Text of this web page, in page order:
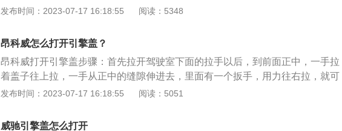
这边的车门；2、拉起手刹，防止溜车；3、拉动车主腿部左侧位置处的引擎盖开
5mm。该车的驱动方式为前置前驱，其搭载的发动机最大功率为98kw，最大扭
矩为170nm。
发布时间：2023-07-17 16:18:55 阅读：5348
昂科威怎么打开引擎盖？
昂科威打开引擎盖步骤：首先拉开驾驶室下面的拉手以后，到前面正中，一手拉
着盖子往上拉，一手从正中的缝隙伸进去，里面有一个扳手，用力往右拉，就可
以把引擎盖打开了。若想要关闭发动机盖，只需要手动将发动机盖扣下即可。昂
m，轴距为2750mm。轴距决定了一辆车的内部空间大小，作为一款SUV，昂科
发布时间：2023-07-17 16:18:55 阅读：5051
威驰引擎盖怎么打开